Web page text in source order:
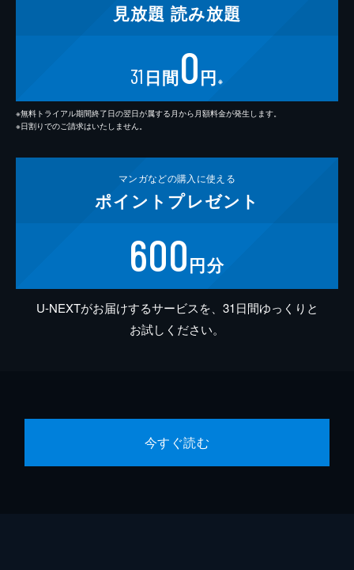
見放題 読み放題
31 日間0円 ※
※無料トライアル期間終了日の翌日が属する月から月額料金が発生します。
※日割りでのご請求はいたしません。
マンガなどの購入に使える
ポイント プレゼント
600円分
U-NEXTがお届けするサービスを、31日間ゆっくりと
お試しください。
今すぐ読む